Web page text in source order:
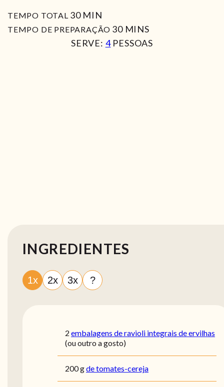
TEMPO TOTAL 30MIN
MIN
TEMPO DE PREPARAÇÃO 30MIN
MINS
SERVE: 4 PESSOAS
INGREDIENTES
1x 2x 3x ?
2 embalagens de ravioli integrais de ervilhas
(ou outro a gosto)
200gde tomates-cereja